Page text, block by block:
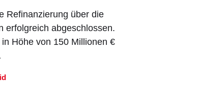
Refinanzierung über die
erfolgreich abgeschlossen.
Höhe von 150 Millionen €